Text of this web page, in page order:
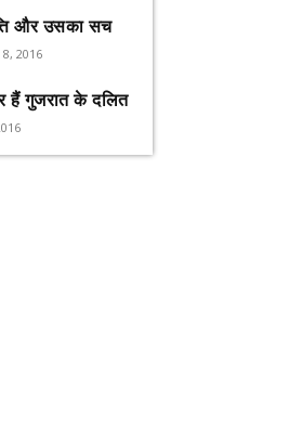
और उसका सच
2016
हैं गुजरात के दलित